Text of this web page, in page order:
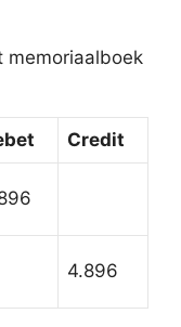
memoriaalboek
Credit
4.896